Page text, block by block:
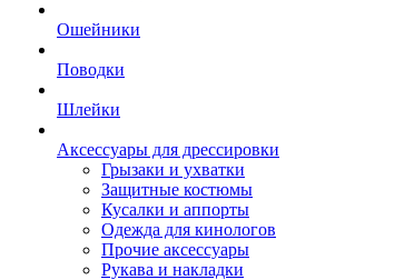
Ошейники
Поводки
Шлейки
Аксессуары для дрессировки
Грызаки и ухватки
Защитные костюмы
Кусалки и аппорты
Одежда для кинологов
Прочие аксессуары
Рукава и накладки